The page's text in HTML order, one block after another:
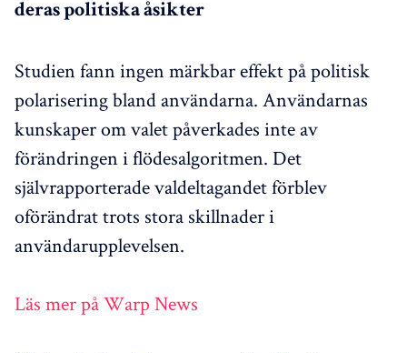
deras politiska åsikter
Studien fann ingen märkbar effekt på politisk
polarisering bland användarna. Användarnas
kunskaper om valet påverkades inte av
förändringen i flödesalgoritmen. Det
självrapporterade valdeltagandet förblev
oförändrat trots stora skillnader i
användarupplevelsen.
Läs mer på Warp News